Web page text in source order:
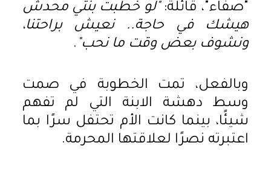
"صفاء"، قائلة:"لو خطبت بنتي محدش
هيشك في حاجة.. نعيش براحتنا،
ونشوف بعض وقت ما نحب" .
وبالفعل، تمت الخطوبة في صمت
وسط دهشة الابنة التي لم تفهم
شيئًا، بينما كانت الأم تحتفل سرًا بما
اعتبرته نصرًا لعلاقتها المحرمة.